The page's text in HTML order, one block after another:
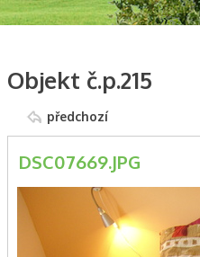
Objekt č.p.215
předchozí
DSC07669.JPG